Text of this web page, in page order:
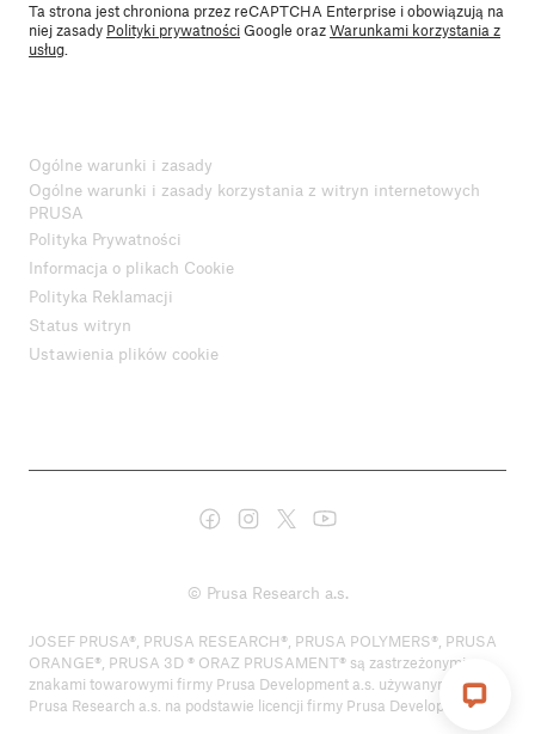
Ta strona jest chroniona przez reCAPTCHA Enterprise i obowiązują na
niej zasady Polityki prywatnościGoogle orazWarunkami korzystania z
usług
Ogólne warunki i zasady
Ogólne warunki i zasady korzystania z witryn internetowych
PRUSA
Polityka Prywatności
Informacja o plikach Cookie
Polityka Reklamacji
Status witryn
Ustawienia plików cookie
© Prusa Research a.s.
JOSEF PRUSA®, PRUSA RESEARCH®, PRUSA POLYMERS®, PRUSA
ORANGE®, PRUSA 3D ® ORAZ PRUSAMENT® są zastrzeżonymi
znakami towarowymi firmy Prusa Development a.s. używanymi przez
Prusa Research a.s. na podstawie licencji firmy Prusa Development a.s.